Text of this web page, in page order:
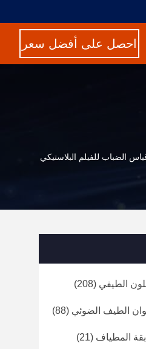
احصل على أفضل سعر
الطيفي (208)
الطيف الضوئي (88)
المطياف (21)